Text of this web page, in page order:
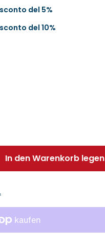
del 5%
del 10%
In den Warenkorb legen